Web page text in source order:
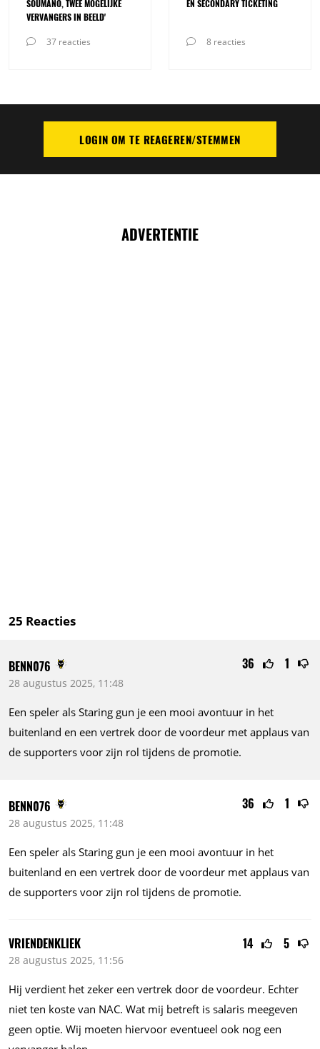
SOUMANO, TWEE MOGELIJKE
VERVANGERS IN BEELD'
37 reacties
EN SECONDARY TICKETING
8 reacties
PLAATS REACTIELOGIN OM TE REAGEREN/STEMMEN
ADVERTENTIE
25 Reacties
36 1
BENN076
28 augustus 2025, 11:48
Een speler als Staring gun je een mooi avontuur in het
buitenland en een vertrek door de voordeur met applaus van
de supporters voor zijn rol tijdens de promotie.
36 1
BENN076
28 augustus 2025, 11:48
Een speler als Staring gun je een mooi avontuur in het
buitenland en een vertrek door de voordeur met applaus van
de supporters voor zijn rol tijdens de promotie.
14 5
VRIENDENKLIEK
28 augustus 2025, 11:56
Hij verdient het zeker een vertrek door de voordeur. Echter
niet ten koste van NAC. Wat mij betreft is salaris meegeven
geen optie. Wij moeten hiervoor eventueel ook nog een